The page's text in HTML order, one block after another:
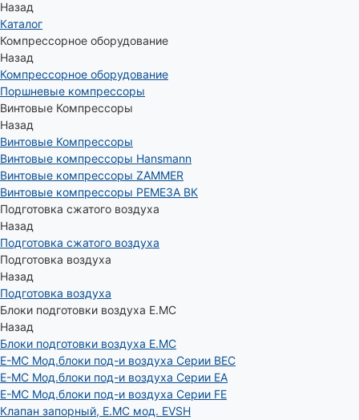
Назад
Каталог
Компрессорное оборудование
Назад
Компрессорное оборудование
Поршневые компрессоры
Винтовые Компрессоры
Назад
Винтовые Компрессоры
Винтовые компрессоры Hansmann
Винтовые компрессоры ZAMMER
Винтовые компрессоры РЕМЕЗА ВК
Подготовка сжатого воздуха
Назад
Подготовка сжатого воздуха
Подготовка воздуха
Назад
Подготовка воздуха
Блоки подготовки воздуха E.MC
Назад
Блоки подготовки воздуха E.MC
E-MC Мод.блоки под-и воздуха Серии BEC
E-MC Мод.блоки под-и воздуха Серии EA
E-MC Мод.блоки под-и воздуха Серии FE
Клапан запорный, E.MC мод. EVSH